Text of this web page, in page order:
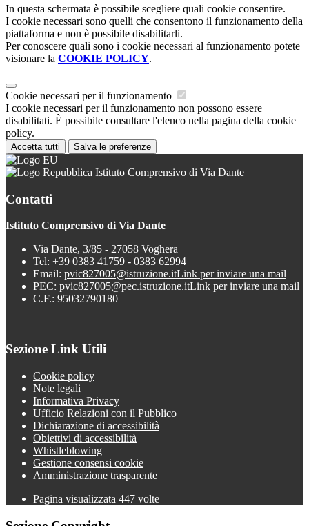
In questa schermata è possibile scegliere quali cookie consentire.
I cookie necessari sono quelli che consentono il funzionamento della
piattaforma e non è possibile disabilitarli.
Per conoscere quali sono i cookie necessari al funzionamento potete
visionare la COOKIE POLICY.
Cookie necessari per il funzionamento
I cookie necessari per il funzionamento non possono essere
disabilitati. È possibile consultare l'elenco nella pagina della cookie
policy.
Accetta tutti Salva le preferenze
Istituto Comprensivo di Via Dante
Contatti
Istituto Comprensivo di Via Dante
Via Dante, 3/85 - 27058 Voghera
Tel: +39 0383 41759 - 0383 62994
Email: pvic827005@istruzione.itLink per inviare una mail
PEC: pvic827005@pec.istruzione.itLink per inviare una mail
C.F.: 95032790180
Sezione Link Utili
Cookie policy
Note legali
Informativa Privacy
Ufficio Relazioni con il Pubblico
Dichiarazione di accessibilità
Obiettivi di accessibilità
Whistleblowing
Gestione consensi cookie
Amministrazione trasparente
Pagina visualizzata 447 volte